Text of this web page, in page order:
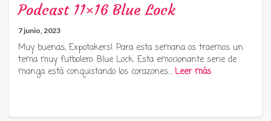
Podcast 11×16 Blue Lock
7 junio, 2023
Muy buenas, Expotakers! Para esta semana os traemos un
tema muy futbolero: Blue Lock. Esta emocionante serie de
manga está conquistando los corazones… Leer más